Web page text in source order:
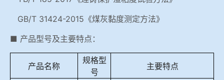
GB/T 31424-2015《煤灰黏度测定方法》
■ 产品型号及主要特点：
产品名称
规格型
号
主要特点